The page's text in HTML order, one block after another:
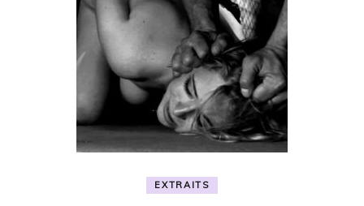
EXTRAITS